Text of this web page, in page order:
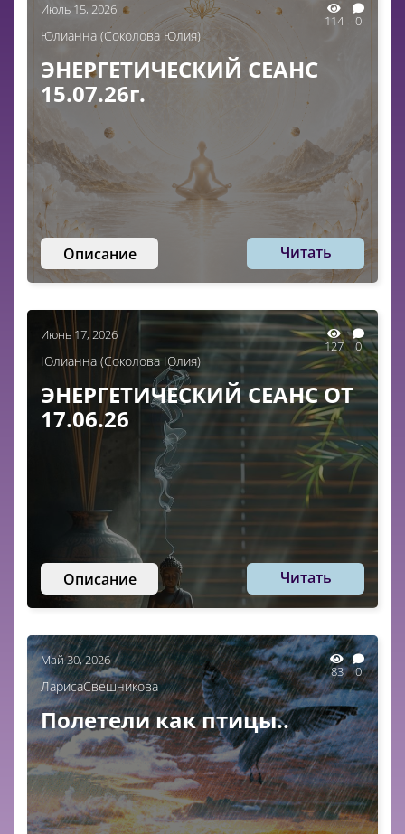
Июль 15, 2026
114 0
Юлианна (Соколова Юлия)
ЭНЕРГЕТИЧЕСКИЙ СЕАНС
15.07.26г.
Описание Читать
Июнь 17, 2026
127 0
Юлианна (Соколова Юлия)
ЭНЕРГЕТИЧЕСКИЙ СЕАНС ОТ
17.06.26
Описание Читать
Май 30, 2026
83 0
ЛарисаСвешникова
Полетели как птицы..